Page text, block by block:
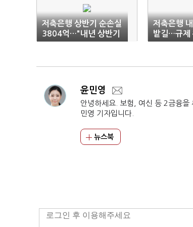
저축은행 상반기 순손실
3804억…"내년 상반기
까지 적자 예상"
저축은행
밭길…규제
윤민영
안녕하세요. 보험, 여신 등 2금융을
민영 기자입니다.
뉴스북